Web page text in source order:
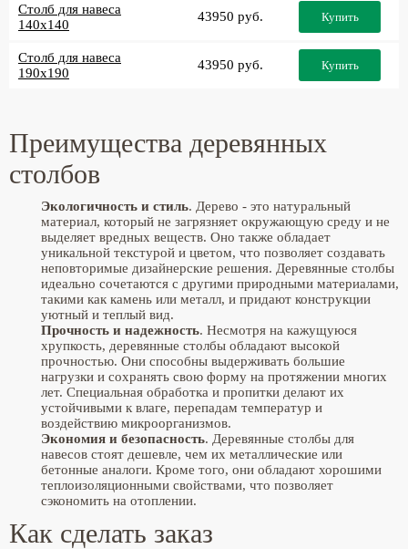
Столб для навеса
140x140
43950 руб. Купить
Столб для навеса
190x190
43950 руб. Купить
Преимущества деревянных
столбов
Экологичность и стиль. Дерево - это натуральный
материал, который не загрязняет окружающую среду и не
выделяет вредных веществ. Оно также обладает
уникальной текстурой и цветом, что позволяет создавать
неповторимые дизайнерские решения. Деревянные столбы
идеально сочетаются с другими природными материалами,
такими как камень или металл, и придают конструкции
уютный и теплый вид.
Прочность и надежность. Несмотря на кажущуюся
хрупкость, деревянные столбы обладают высокой
прочностью. Они способны выдерживать большие
нагрузки и сохранять свою форму на протяжении многих
лет. Специальная обработка и пропитки делают их
устойчивыми к влаге, перепадам температур и
воздействию микроорганизмов.
Экономия и безопасность. Деревянные столбы для
навесов стоят дешевле, чем их металлические или
бетонные аналоги. Кроме того, они обладают хорошими
теплоизоляционными свойствами, что позволяет
сэкономить на отоплении.
Как сделать заказ